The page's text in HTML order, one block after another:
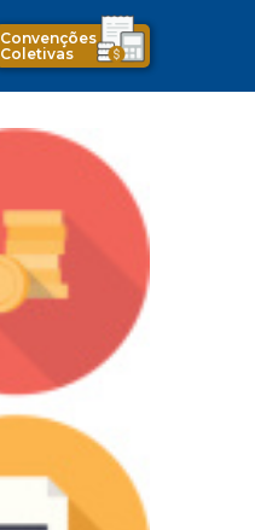
Convenções
Coletivas